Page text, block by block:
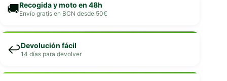
🚚Recogida y moto en 48h
Envío gratis en BCN desde 50€
↩️Devolución fácil
14 días para devolver